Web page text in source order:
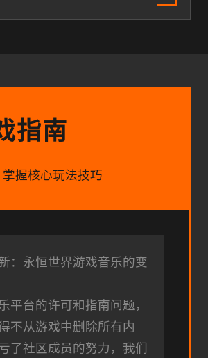
指南
掌握核心玩法技巧
：永恒世界游戏音乐的变
平台的许可和指南问题，
不从游戏中删除所有内
了社区成员的努力，我们